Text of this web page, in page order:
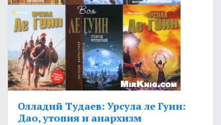
Олладий Тудаев: Урсула ле Гуин:
Дао, утопия и анархизм